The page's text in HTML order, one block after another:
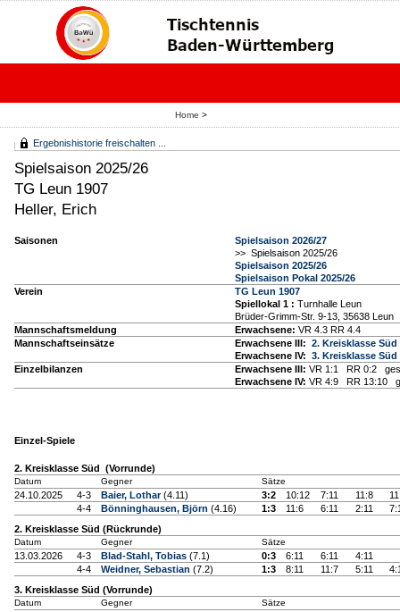
Home >
Ergebnishistorie freischalten ...
Spielsaison 2025/26
TG Leun 1907
Heller, Erich
Saisonen
Spielsaison 2026/27
>> Spielsaison 2025/26
Spielsaison 2025/26
Spielsaison Pokal 2025/26
Verein
TG Leun 1907
Spiellokal 1 : Turnhalle Leun
Brüder-Grimm-Str. 9-13, 35638 Leun
Mannschaftsmeldung
Erwachsene: VR 4.3 RR 4.4
Mannschaftseinsätze
Erwachsene III: 2. Kreisklasse Süd
Erwachsene IV: 3. Kreisklasse Süd
Einzelbilanzen
Erwachsene III: VR 1:1 RR 0:2
Erwachsene IV: VR 4:9 RR 13:10
Einzel-Spiele
2. Kreisklasse Süd (Vorrunde)
Datum Gegner Sätze
24.10.2025 4-3 Baier, Lothar(4.11) 3:2 10:12 7:11 11:8
4-4
Bönninghausen, Björn (4.16) 1:3 11:6 6:11 2:11
2. Kreisklasse Süd (Rückrunde)
Datum Gegner Sätze
13.03.2026 4-3 Blad-Stahl, Tobias (7.1) 0:3 6:11 6:11
4:11
4-4
Weidner, Sebastian (7.2) 1:3 8:11 11:7 5:11
3. Kreisklasse Süd (Vorrunde)
Datum Gegner Sätze